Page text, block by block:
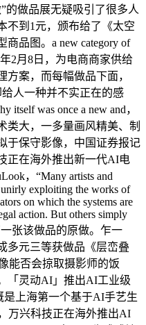
的做品展无疑吸引了很多人
不到1元，颁布给了《太空
品图。a new category of
2月8日，为电商商家供给
案，而每幅做品下面，
人一种并不实正在的感
itself was once a new and，
类大，一多量画风精美、制
于保守影像，中国证券报记
正在海外推出新一代AI电
，“Many artists and
unirly exploiting the works of
on which the systems are
action. But others simply
一张该做品的原做。乍一
多元三等获做品《层峦叠
能否会掠取摄影师的饭
「灵动AI」推出AI工业级
是上海第一个基于AI手艺生
万兴科技正在海外推出AI